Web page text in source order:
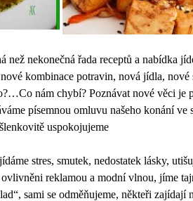
než nekonečná řada receptů a nabídka
kombinace potravin, nová jídla,
nám chybí? Poznávat nové věci je
písemnou omluvu našeho konání
uspokojujeme
stres, smutek, nedostatek lásky,
reklamou a modní vlnou, jíme
sami se odměňujeme, někteři